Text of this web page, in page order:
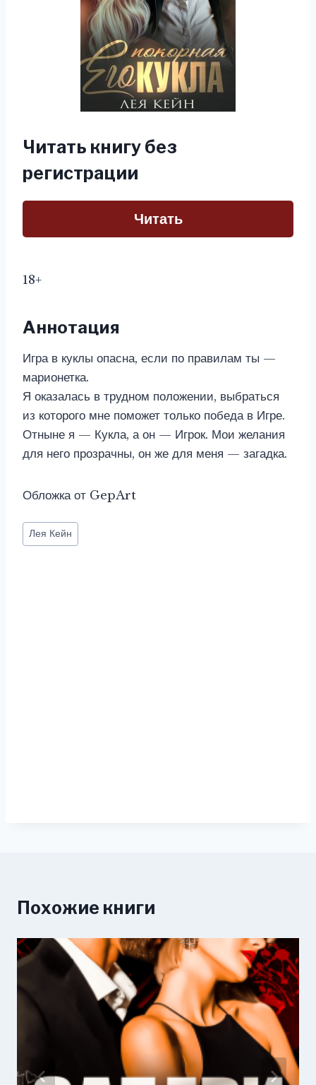
Читать книгу без
регистрации
Читать
18+
Аннотация
Игра в куклы опасна, если по правилам ты —
марионетка.
Я оказалась в трудном положении, выбраться
из которого мне поможет только победа в Игре.
Отныне я — Кукла, а он — Игрок. Мои желания
для него прозрачны, он же для меня — загадка.
Обложка от GepArt
Метки
записи:
Лея Кейн
Похожие книги